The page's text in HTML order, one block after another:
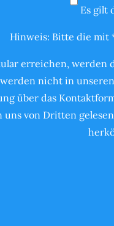
Es gilt
Hinweis: Bitte die mit
erreichen,
nicht in
über das
von Dritten